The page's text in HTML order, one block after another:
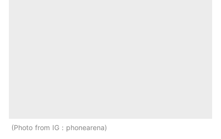
Photo from IG：phonearena